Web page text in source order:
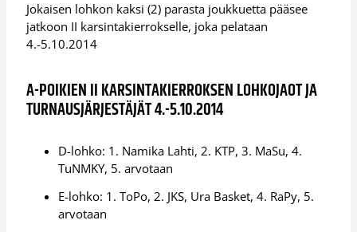
Jokaisen lohkon kaksi (2) parasta joukkuetta pääsee
jatkoon II karsintakierrokselle, joka pelataan
4.-5.10.2014
A-POIKIEN II KARSINTAKIERROKSEN LOHKOJAOT JA
TURNAUSJÄRJESTÄJÄT 4.-5.10.2014
D-lohko: 1. Namika Lahti, 2. KTP, 3. MaSu, 4.
TuNMKY, 5. arvotaan
E-lohko: 1. ToPo, 2. JKS, Ura Basket, 4. RaPy, 5.
arvotaan